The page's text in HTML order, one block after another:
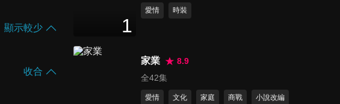
顯示較少
收合
分鐘
1
愛情 時裝
家業
8.9
全42集
愛情 文化 家庭 商戰 小說改編